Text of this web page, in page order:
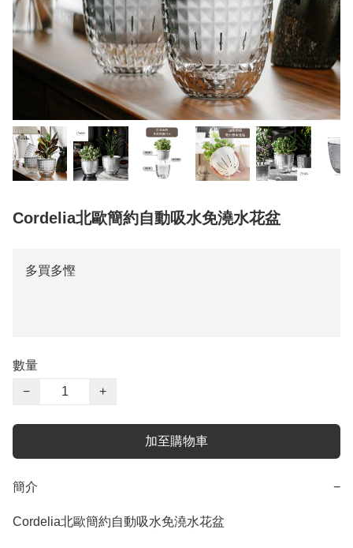
Cordelia北歐簡約自動吸水免澆水花盆
多買多慳
數量
−
+
加至購物車
簡介 −
Cordelia北歐簡約自動吸水免澆水花盆